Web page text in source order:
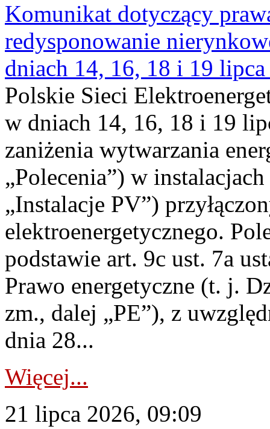
Komunikat dotyczący
redysponowanie
dniach 14, 16, 18 i 19
Polskie Sieci
w dniach 14, 16, 18 i 19
zaniżenia wytwarzania
„Polecenia”) w
„Instalacje PV”)
elektroenergetycznego.
podstawie art. 9c ust. 7a
Prawo energetyczne (t. j.
zm., dalej „PE”), z
dnia 28...
Więcej...
21 lipca 2026, 09:09